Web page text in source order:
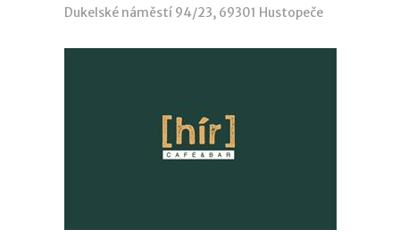
Dukelské náměstí 94/23, 69301 Hustopeče